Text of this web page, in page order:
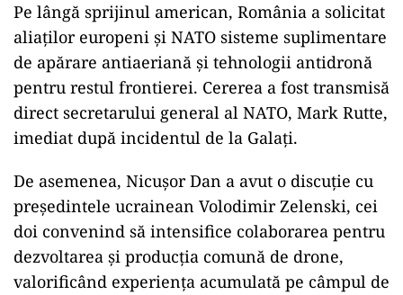
Pe lângă sprijinul american, România a solicitat
aliaților europeni și NATO sisteme suplimentare
de apărare antiaeriană și tehnologii antidronă
pentru restul frontierei. Cererea a fost transmisă
direct secretarului general al NATO, Mark Rutte,
imediat după incidentul de la Galați.
De asemenea, Nicușor Dan a avut o discuție cu
președintele ucrainean Volodimir Zelenski, cei
doi convenind să intensifice colaborarea pentru
dezvoltarea și producția comună de drone,
valorificând experiența acumulată pe câmpul de